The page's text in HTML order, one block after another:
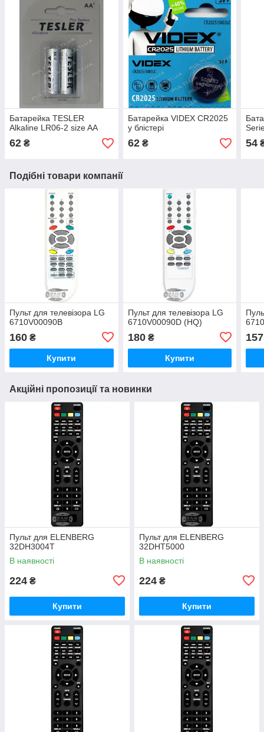
Батарейка TESLER
Alkaline LR06-2 size AA
62 ₴
Батарейка VIDEX CR2025
у блістері
62₴ 54
Подібні товари компанії
Пульт для телевізора LG
6710V00090B
160 ₴
Купити
Пульт для телевізора LG
6710V00090D (HQ)
180₴
Купити
157
Акційні пропозиції та новинки
Пульт для ELENBERG
32DH3004T
В наявності
224 ₴
Купити
Пульт для ELENBERG
32DHT5000
В наявності
224 ₴
Купити